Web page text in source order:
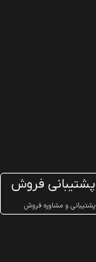
پشتیبانی فروش
پشتیبانی و مشاوره فروش